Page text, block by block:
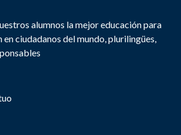
alumnos la mejor educación para
en ciudadanos del mundo, plurilingües,